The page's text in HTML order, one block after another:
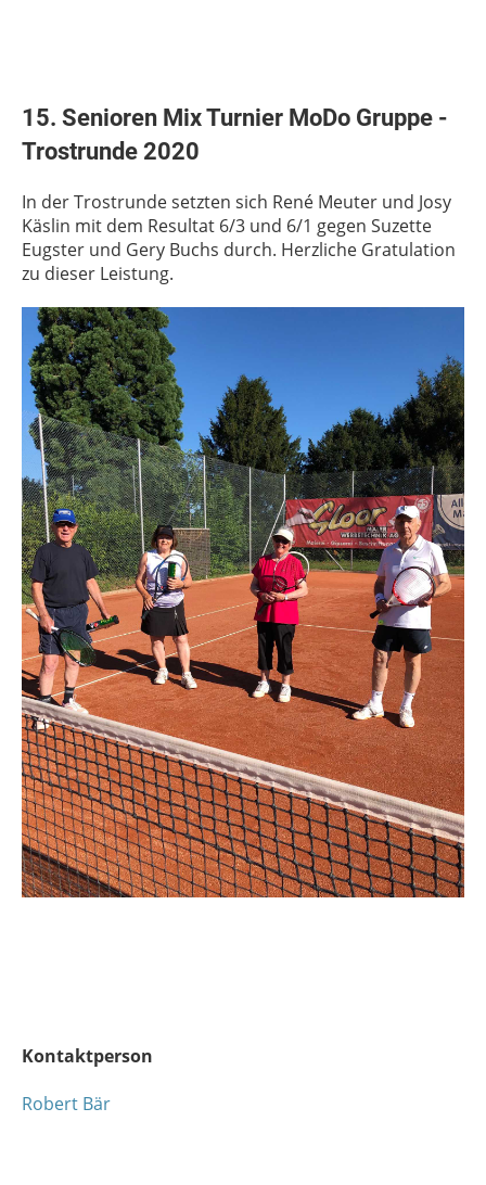
15. Senioren Mix Turnier MoDo Gruppe -
Trostrunde 2020
In der Trostrunde setzten sich René Meuter und Josy
Käslin mit dem Resultat 6/3 und 6/1 gegen Suzette
Eugster und Gery Buchs durch. Herzliche Gratulation
zu dieser Leistung.
Kontaktperson
Robert Bär